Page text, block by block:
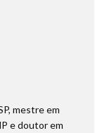
mestre em
e doutor em